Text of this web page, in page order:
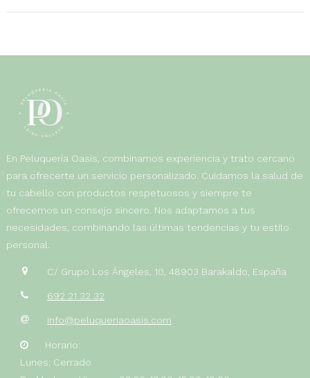
En Peluquería Oasis, combinamos experiencia y trato cercano
para ofrecerte un servicio personalizado. Cuidamos la salud de
tu cabello con productos respetuosos y siempre te
ofrecemos un consejo sincero. Nos adaptamos a tus
necesidades, combinando las últimas tendencias y tu estilo
personal.
C/ Grupo Los Ángeles, 10, 48903 Barakaldo, España
692 21 32 32
info@peluqueriaoasis.com
Horario:
Lunes: Cerrado